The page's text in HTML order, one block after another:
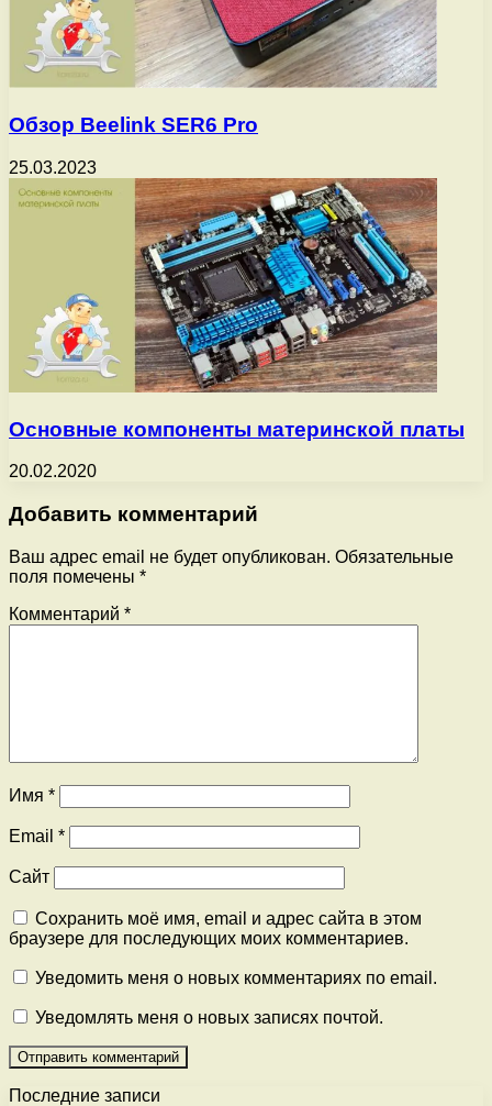
Обзор Beelink SER6 Pro
25.03.2023
Основные компоненты материнской платы
20.02.2020
Добавить комментарий
Ваш адрес email не будет опубликован. Обязательные
поля помечены *
Комментарий *
Имя *
Email *
Сайт
Сохранить моё имя, email и адрес сайта в этом
браузере для последующих моих комментариев.
Уведомить меня о новых комментариях по email.
Уведомлять меня о новых записях почтой.
Последние записи